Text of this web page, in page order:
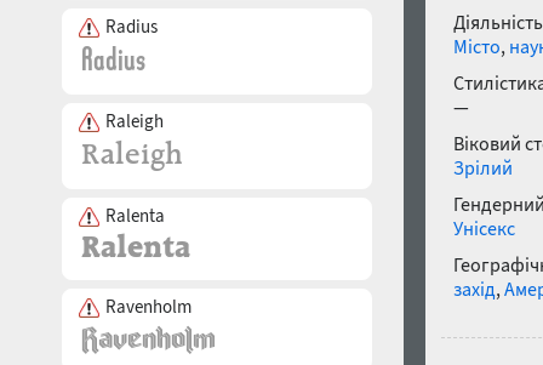
Radius
Raleigh
Ralenta
Ravenholm
Місто,
—
Віковий
Зрілий
Унісекс
захід,